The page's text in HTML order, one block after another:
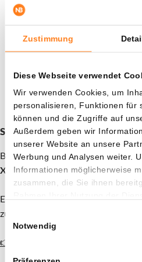
Zustimmung
Diese Webseite verwendet
Wir verwenden Cookies, um
personalisieren, Funktionen für
können und die Zugriffe auf
Außerdem geben wir
unserer Website an unsere
Werbung und Analysen weiter.
Informationen möglicherweise
zusammen, die Sie ihnen
Einwilligungsauswahl
Notwendig
Montagmorgen ab, genau
Anzeichen dafür, müssen
Erschütterung rechnen. Wenn
Energiemärkte und die
wird als bisher.
Schon deine 15 XRP als
Bitvavo in Zusammenarbeit mit
XRP als Geschenk. Die Aktion ist
Eröffne ein Konto und zahle
zu erhalten.
👉 Konto eröffnen und 15 XRP